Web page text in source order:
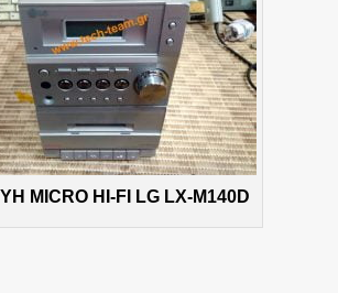
MICRO HI-FI LG LX-M140D